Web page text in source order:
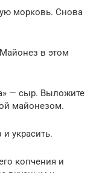
морковь. Снова
в этом
— сыр. Выложите
майонезом.
украсить.
копчения и